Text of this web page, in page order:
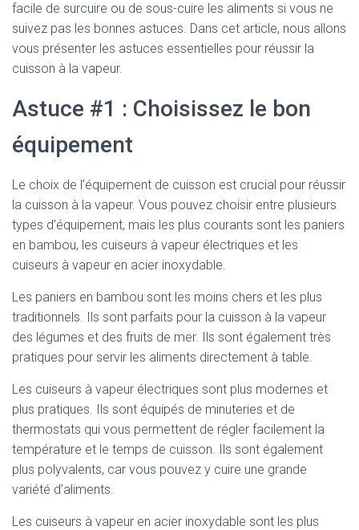
facile de surcuire ou de sous-cuire les aliments si vous ne
suivez pas les bonnes astuces. Dans cet article, nous allons
vous présenter les astuces essentielles pour réussir la
cuisson à la vapeur.
Astuce #1 : Choisissez le bon
équipement
Le choix de l’équipement de cuisson est crucial pour réussir
la cuisson à la vapeur. Vous pouvez choisir entre plusieurs
types d’équipement, mais les plus courants sont les paniers
en bambou, les cuiseurs à vapeur électriques et les
cuiseurs à vapeur en acier inoxydable.
Les paniers en bambou sont les moins chers et les plus
traditionnels. Ils sont parfaits pour la cuisson à la vapeur
des légumes et des fruits de mer. Ils sont également très
pratiques pour servir les aliments directement à table.
Les cuiseurs à vapeur électriques sont plus modernes et
plus pratiques. Ils sont équipés de minuteries et de
thermostats qui vous permettent de régler facilement la
température et le temps de cuisson. Ils sont également
plus polyvalents, car vous pouvez y cuire une grande
variété d’aliments.
Les cuiseurs à vapeur en acier inoxydable sont les plus